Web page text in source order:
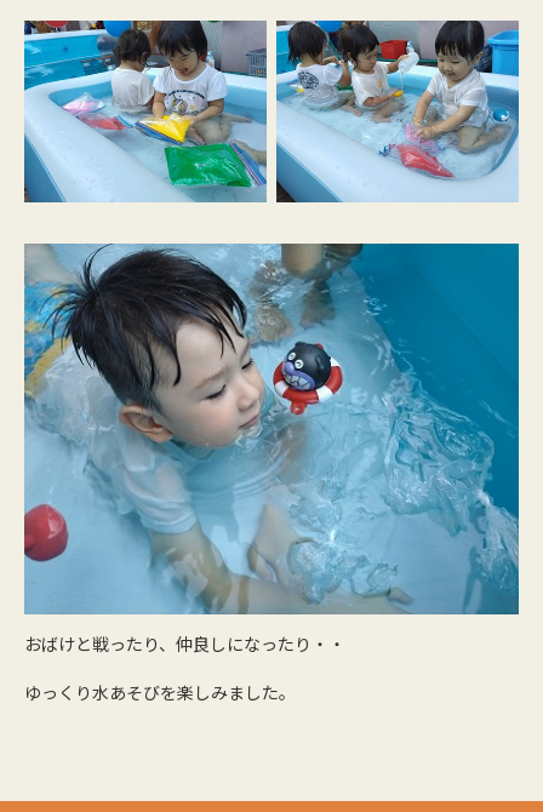
おばけと戦ったり、仲良しになったり・・
ゆっくり水あそびを楽しみました。